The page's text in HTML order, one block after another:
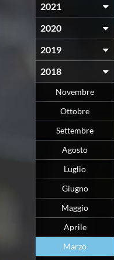
2021
2020
2019
2018
Novembre
Ottobre
Settembre
Agosto
Luglio
Giugno
Maggio
Aprile
Marzo